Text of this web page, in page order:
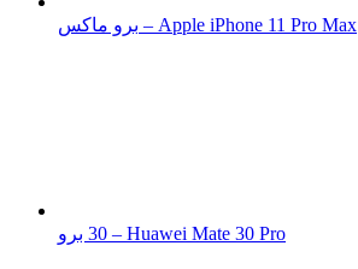
برو ماكس – Apple iPhone 11 Pro Max
30 برو – Huawei Mate 30 Pro